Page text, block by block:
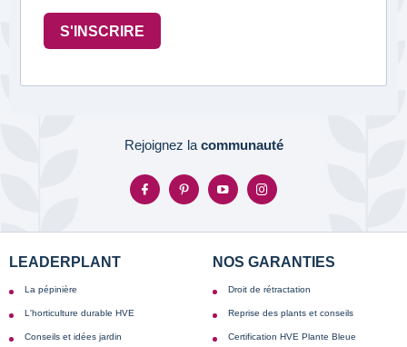
S'INSCRIRE
Rejoignez la communauté
LEADERPLANT
La pépinière
L'horticulture durable HVE
Conseils et idées jardin
NOS GARANTIES
Droit de rétractation
Reprise des plants et conseils
Certification HVE Plante Bleue